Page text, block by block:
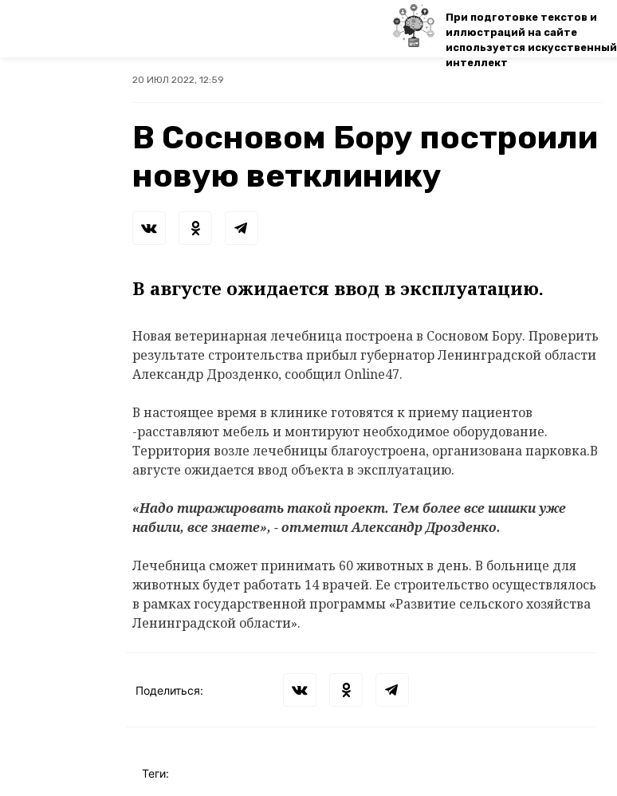
При подготовке текстов и
иллюстраций на сайте
используется искусственный
интеллект
20 ИЮЛ 2022, 12:59
В Сосновом Бору построили
новую ветклинику
В августе ожидается ввод в эксплуатацию.
Новая ветеринарная лечебница построена в Сосновом Бору. Проверить
результате строительства прибыл губернатор Ленинградской области
Александр Дрозденко, сообщил Online47.
В настоящее время в клинике готовятся к приему пациентов
-расставляют мебель и монтируют необходимое оборудование.
Территория возле лечебницы благоустроена, организована парковка.В
августе ожидается ввод объекта в эксплуатацию.
«Надо тиражировать такой проект. Тем более все шишки уже
набили, все знаете», - отметил Александр Дрозденко.
Лечебница сможет принимать 60 животных в день. В больнице для
животных будет работать 14 врачей. Ее строительство осуществлялось
в рамках государственной программы «Развитие сельского хозяйства
Ленинградской области».
Поделиться:
Теги: